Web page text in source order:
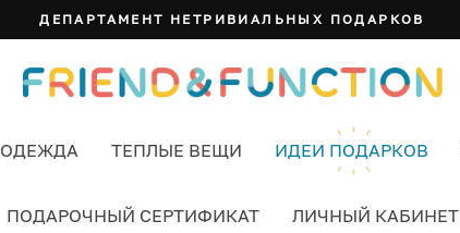
ДЕПАРТАМЕНТ НЕТРИВИАЛЬНЫХ ПОДАРКОВ
ОДЕЖДА ТЕПЛЫЕ ВЕЩИ ИДЕИ ПОДАРКОВ
ПОДАРОЧНЫЙ СЕРТИФИКАТ ЛИЧНЫЙ КАБИНЕТ